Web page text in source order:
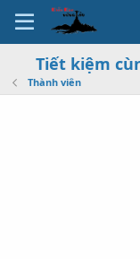
Tiết kiệm
Thành viên